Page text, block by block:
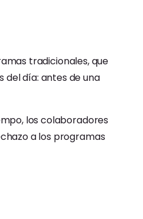
tradicionales, que
día: antes de una
los colaboradores
a los programas